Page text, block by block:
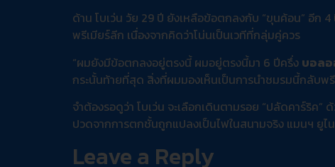
ด้าน โบเว่น วัย 29 ปี ยังเหลือข้อตกลงกับ “ขุนค้อน” อีก
พรีเมียร์ลีก เนื่องจากคิดว่าโน่นเป็นเวทีที่กลุ่มคู่ควร
“ผมยังมีข้อตกลงอยู่ตรงนี้ ผมอยู่ตรงนี้มา 6 ปีครึ่ง บอล
กระนั้นท้ายที่สุด สิ่งที่ผมมองเห็นเป็นการนำชมรมนี้กลับพ
จำต้องรอดูว่า โบเว่น จะเลือกเดินตามรอย “ปลัดคาร์ริค
ปวดจากการตกชั้นถูกแปลงเป็นไฟในสนามจริง แมนฯ ยูไ
Leave a Reply